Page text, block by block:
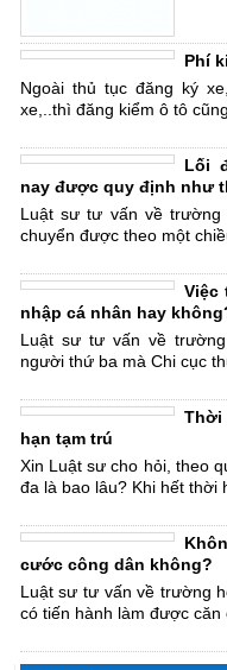
Phí
Ngoài thủ tục đăng ký
xe,..thì đăng kiểm ô tô
Lối
nay được quy định như
Luật sư tư vấn về
chuyển được theo một
Việc
nhập cá nhân hay
Luật sư tư vấn về
người thứ ba mà Chi cục
hạn tạm trú
Xin Luật sư cho hỏi, theo
đa là bao lâu? Khi hết thời
cước công dân không?
Luật sư tư vấn về trường
có tiến hành làm được căn